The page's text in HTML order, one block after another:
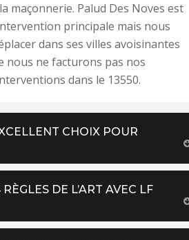
maçonnerie. Palud Des Noves est
principale mais nous
dans ses villes avoisinantes
nous ne facturons pas nos
dans le 13550.
CHOIX POUR
DE L’ART AVEC LF